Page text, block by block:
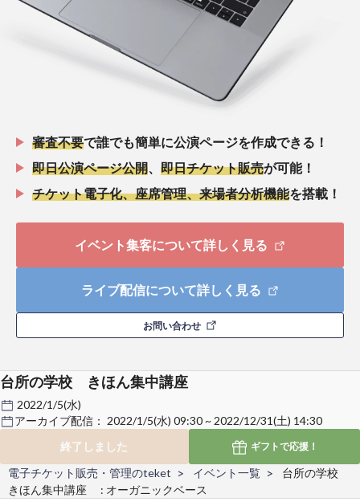
審査不要で誰でも簡単に公演ページを作成できる！
即日公演ページ公開
即日チケット販売が可能！
チケット電子化、座席管理、来場者分析機能を搭載！
イベント集客について詳しく見る
ライブ配信について詳しく見る
お問い合わせ
台所の学校 きほん集中講座
2022/1/5(水)
アーカイブ配信： 2022/1/5(水) 09:30 ~ 2022/12/31(土) 14:30
終了しました
ギフトで応援！
電子チケット販売・管理のteket イベント一覧
台所の学校
きほん集中講座 : オーガニックベース